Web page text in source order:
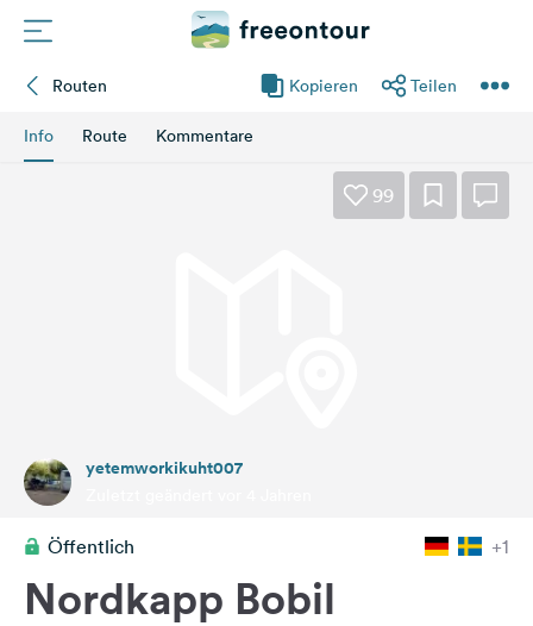
Newsletter
Feedback
Sprache:
Routen Kopieren Teilen
Info Route Kommentare
99
yetemworkikuht007
Öffentlich +1
Nordkapp Bobil